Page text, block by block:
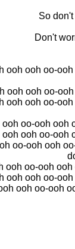
So
Don't
ooh ooh oo-
ooh ooh oo-
ooh ooh oo-
oo-ooh ooh
ooh ooh oo-ooh
oo-ooh ooh
ooh oo-ooh
ooh ooh oo-
ooh oo-ooh